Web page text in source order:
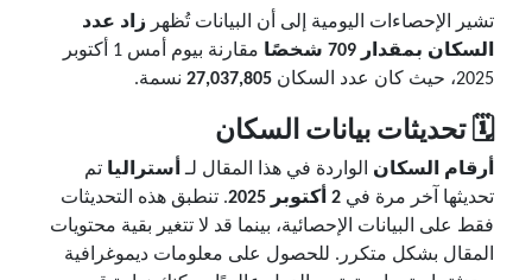
تشير الإحصاءات اليومية إلى أن البيانات تُظهر زاد عدد
السكان بمقدار 709 شخصًا
مقارنة بيوم أمس 1 أكتوبر
2025، حيث كان عدد السكان
27,037,805 نسمة.
🗓️ تحديثات بيانات السكان
أرقام السكان الواردة في هذا المقال لـ أستراليا تم
تحديثها آخر مرة في 2 أكتوبر 2025
. تنطبق هذه التحديثات
فقط على البيانات الإحصائية، بينما قد لا تتغير بقية محتويات
المقال بشكل متكرر. للحصول على معلومات ديموغرافية